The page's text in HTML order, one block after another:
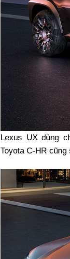
Lexus UX dùng
Toyota C-HR cũng